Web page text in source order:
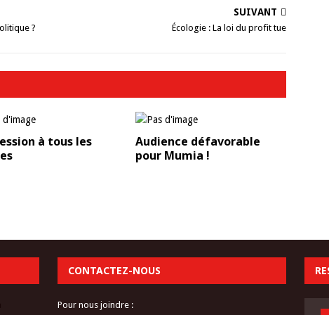
?
SUIVANT
Écologie : La loi du profit tue
à tous les
Audience défavorable
pour Mumia !
CONTACTEZ-NOUS
Pour nous joindre :